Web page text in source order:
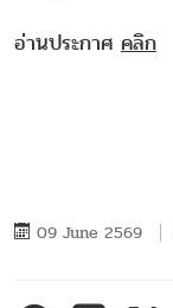
อ่านประกาศ คลิก
09 June 2569